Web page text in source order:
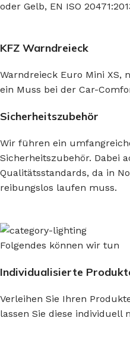
oder Gelb, EN ISO
KFZ Warndreieck
Warndreieck Euro Mini XS,
ein Muss bei der Car-
Sicherheitszubehör
Wir führen ein
Sicherheitszubehör. Dabei
Qualitätsstandards, da in
reibungslos laufen muss.
Folgendes können wir tun
Individualisierte
Verleihen Sie Ihren
lassen Sie diese individuell